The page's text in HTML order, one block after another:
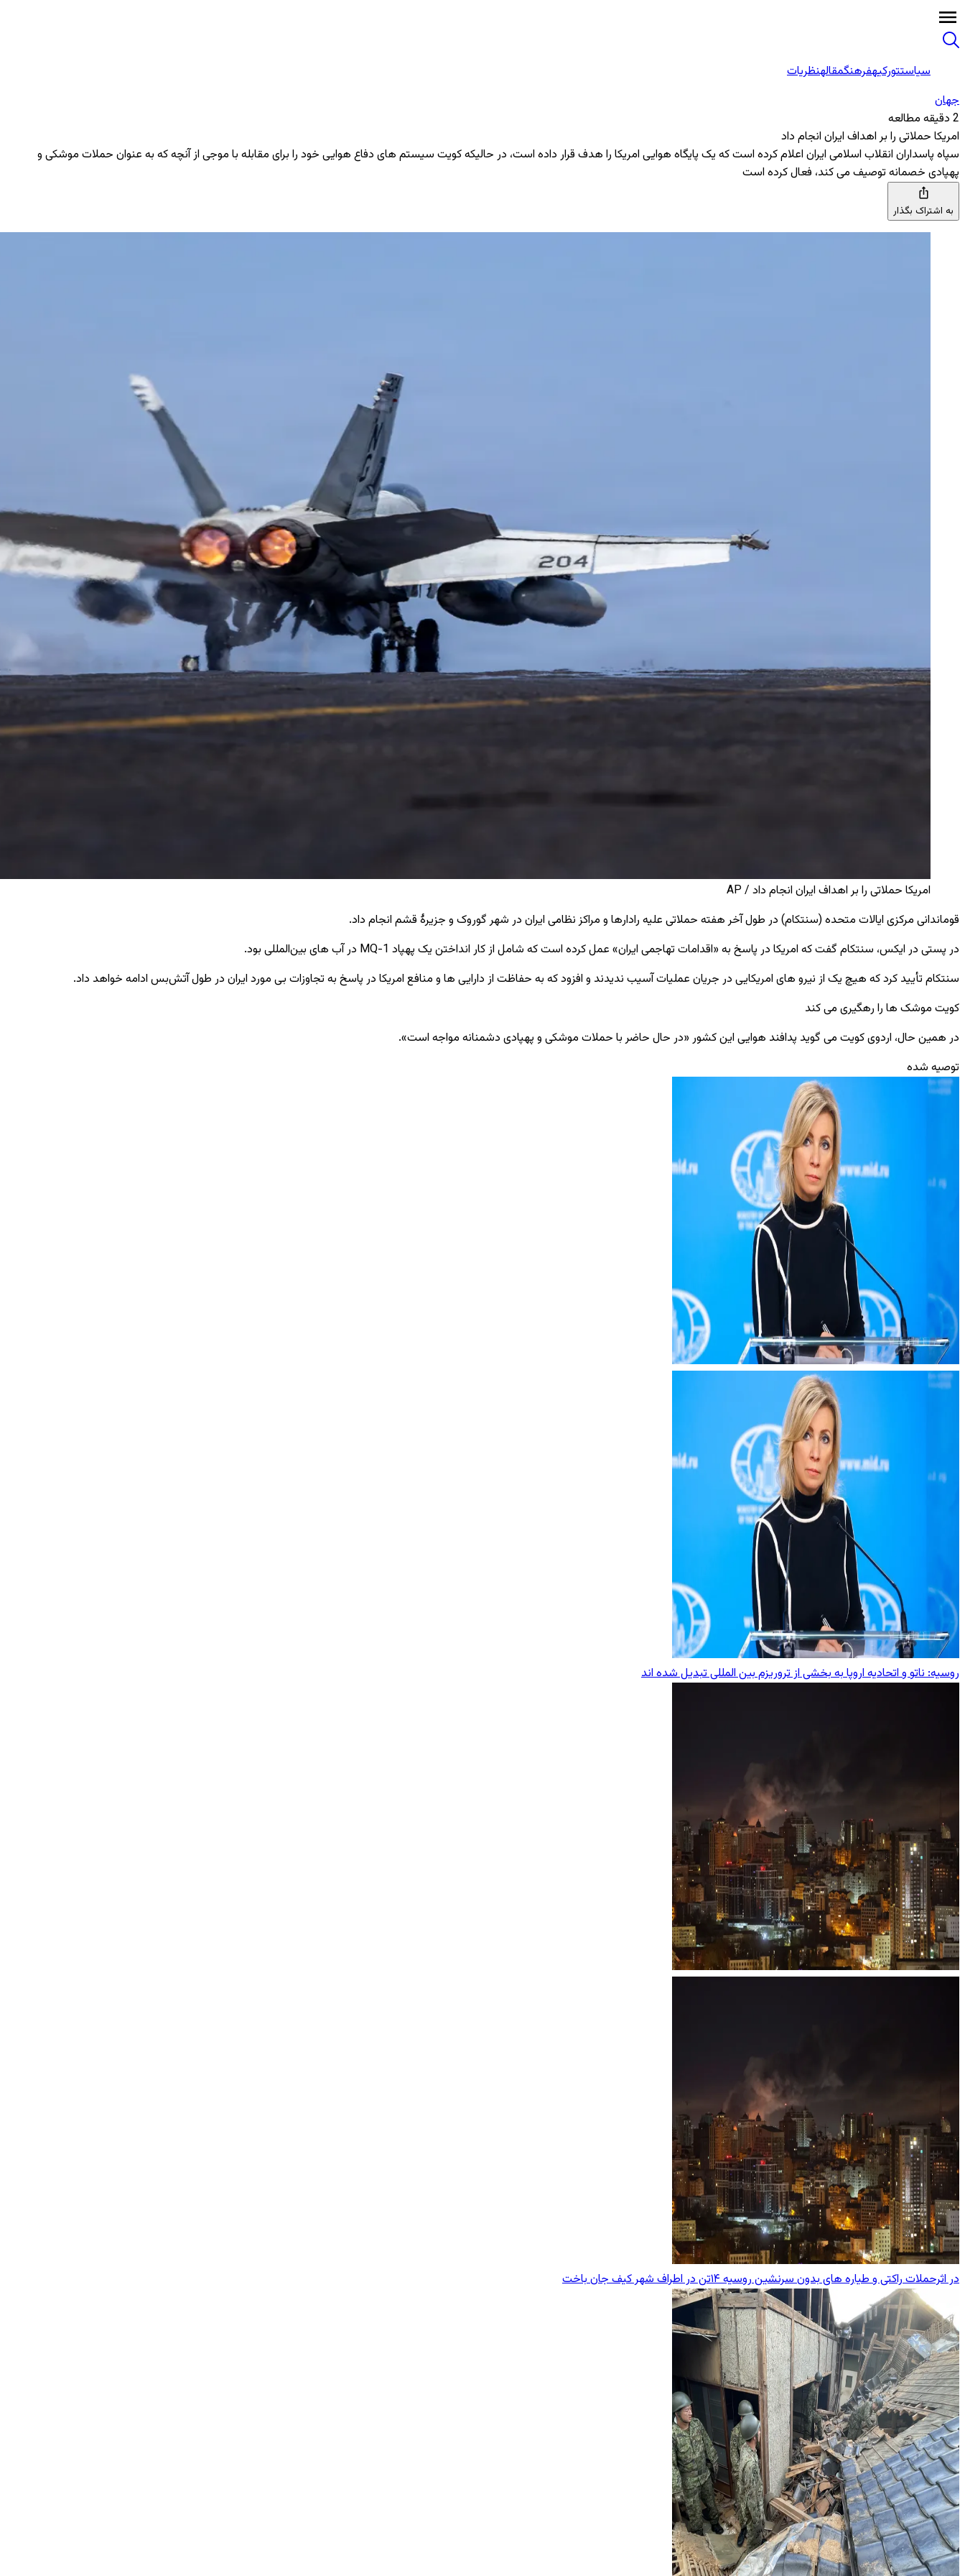
سیاستتورکیهفرهنگمقالهنظریات
جهان
2 دقیقه مطالعه
امریکا حملاتی را بر اهداف ایران انجام داد
سپاه پاسداران انقلاب اسلامی ایران اعلام کرده است که یک پایگاه هوایی امریکا را هدف قرار داده است، در حالیکه کویت سیستم ‌های دفاع هوایی خود را برای مقابله با موجی از آنچه که به عنوان حملات موشکی و
پهپادی خصمانه توصیف می ‌کند، فعال کرده است
به اشتراک بگذار
امریکا حملاتی را بر اهداف ایران انجام داد / AP
قوماندانی مرکزی ایالات متحده (سنتکام) در طول آخر هفته حملاتی علیه رادارها و مراکز نظامی ایران در شهر گوروک و جزیرۀ قشم انجام داد.
در پستی در ایکس، سنتکام گفت که امریکا در پاسخ به «اقدامات تهاجمی ایران» عمل کرده است که شامل از کار انداختن یک پهپاد MQ-1 در آب‌ های بین‌المللی بود.
سنتکام تأیید کرد که هیچ ‌یک از نیرو های امریکایی در جریان عملیات آسیب ندیدند و افزود که به حفاظت از دارایی‌ ها و منافع امریکا در پاسخ به تجاوزات بی‌ مورد ایران در طول آتش‌بس ادامه خواهد داد.
کویت موشک ‌ها را رهگیری می‌ کند
در همین حال، اردوی کویت می‌ گوید پدافند هوایی این کشور «در حال حاضر با حملات موشکی و پهپادی دشمنانه مواجه است».
توصیه شده
روسیه: ناتو و اتحادیه اروپا به بخشی از تروریزم بین ‌المللی تبدیل شده‌ اند
در اثرحملات راکتی و طیاره های بدون سرنشین روسیه ۱۴تن در اطراف شهر کیف جان باخت